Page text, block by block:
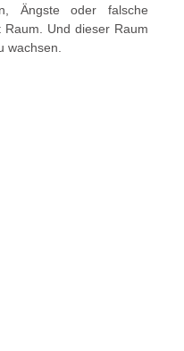
Ängste oder falsche
Raum. Und dieser Raum
wachsen.